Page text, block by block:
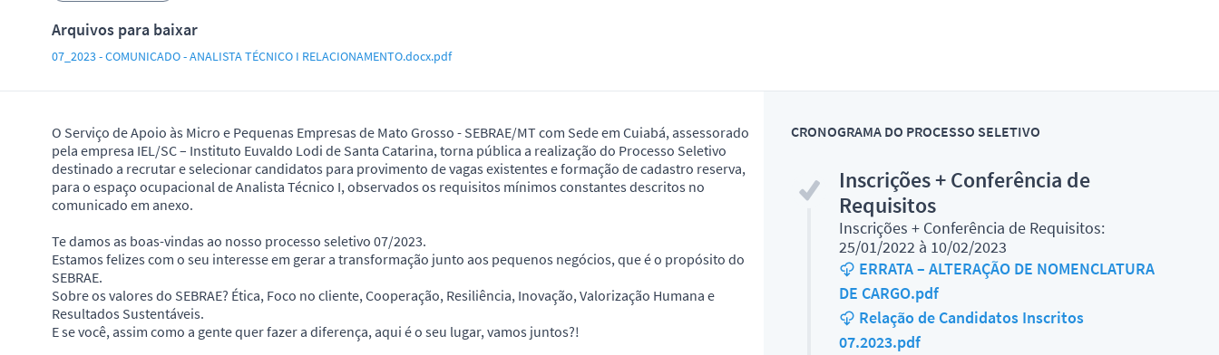
Arquivos para baixar
07_2023 - COMUNICADO - ANALISTA TÉCNICO I RELACIONAMENTO.docx.pdf
O Serviço de Apoio às Micro e Pequenas Empresas de Mato Grosso - SEBRAE/MT com Sede em Cuiabá, assessorado
pela empresa IEL/SC – Instituto Euvaldo Lodi de Santa Catarina, torna pública a realização do Processo Seletivo
destinado a recrutar e selecionar candidatos para provimento de vagas existentes e formação de cadastro reserva,
para o espaço ocupacional de Analista Técnico I, observados os requisitos mínimos constantes descritos no
comunicado em anexo.
Te damos as boas-vindas ao nosso processo seletivo 07/2023.
Estamos felizes com o seu interesse em gerar a transformação junto aos pequenos negócios, que é o propósito do
SEBRAE.
Sobre os valores do SEBRAE? Ética, Foco no cliente, Cooperação, Resiliência, Inovação, Valorização Humana e
Resultados Sustentáveis.
E se você, assim como a gente quer fazer a diferença, aqui é o seu lugar, vamos juntos?!
CRONOGRAMA DO PROCESSO SELETIVO
Inscrições + Conferência de
Requisitos
Inscrições + Conferência de Requisitos:
25/01/2022 à 10/02/2023
ERRATA – ALTERAÇÃO DE NOMENCLATURA
DE CARGO.pdf
Relação de Candidatos Inscritos
07.2023.pdf